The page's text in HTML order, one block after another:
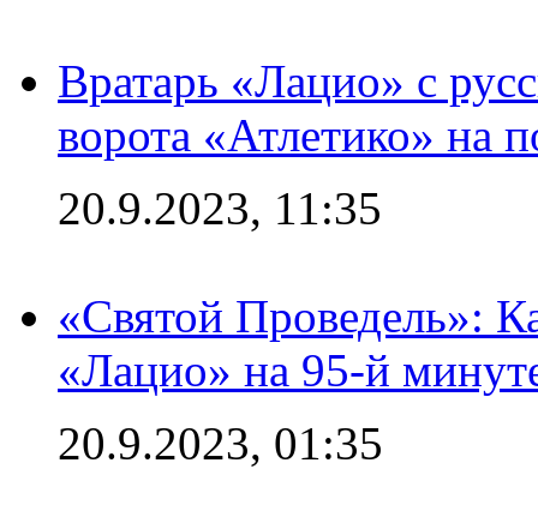
Вратарь «Лацио» с
ворота «Атлетико» на
20.9.2023, 11:35
«Святой Проведель»:
«Лацио» на 95-й
20.9.2023, 01:35